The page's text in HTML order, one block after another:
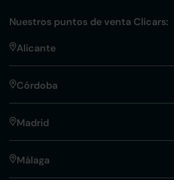
Nuestros puntos de venta Clicars:
Alicante
Córdoba
Madrid
Málaga